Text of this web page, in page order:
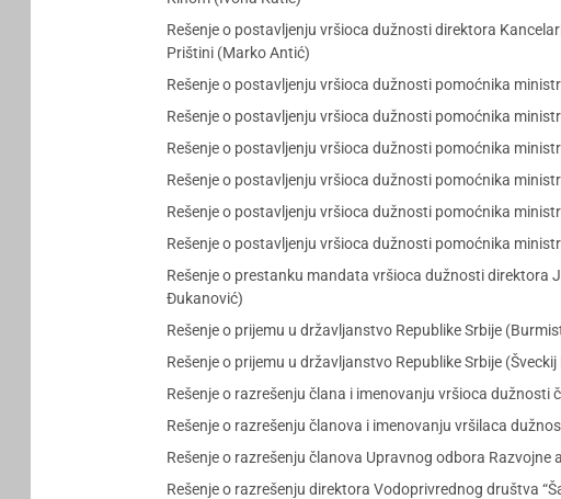
Rešenje o postavljenju vršioca dužnosti direktora
Prištini (Marko Antić)
Rešenje o postavljenju vršioca dužnosti pomoćnika
Rešenje o postavljenju vršioca dužnosti pomoćnika
Rešenje o postavljenju vršioca dužnosti pomoćnika
Rešenje o postavljenju vršioca dužnosti pomoćnika
Rešenje o postavljenju vršioca dužnosti pomoćnika
Rešenje o postavljenju vršioca dužnosti pomoćnika
Rešenje o prestanku mandata vršioca dužnosti direktora
Đukanović)
Rešenje o prijemu u državljanstvo Republike Srbije
Rešenje o prijemu u državljanstvo Republike Srbije (Šveckij
Rešenje o razrešenju člana i imenovanju vršioca dužnosti
Rešenje o razrešenju članova i imenovanju vršilaca
Rešenje o razrešenju članova Upravnog odbora Razvojne
Rešenje o razrešenju direktora Vodoprivrednog društva